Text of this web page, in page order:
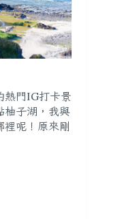
熱門IG打卡景
柚子湖，我與
裡呢！原來剛